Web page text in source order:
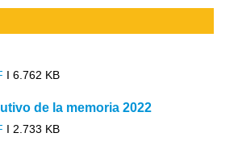
I 6.762 KB
de la memoria 2022
I 2.733 KB